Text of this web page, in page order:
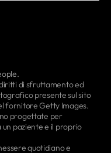
di sfruttamento ed
presente sul sito
fornitore Getty Images.
progettate per
paziente e il proprio
quotidiano e